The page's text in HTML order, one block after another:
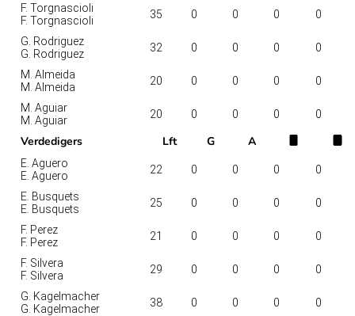
F. Torgnascioli
F. Torgnascioli
35 0 0 0 0
G. Rodriguez
G. Rodriguez
32 0 0 0 0
M. Almeida
M. Almeida
20 0 0 0 0
M. Aguiar
M. Aguiar
20 0 0 0 0
Verdedigers Lft G A
E. Aguero
E. Aguero
22 0 0 0 0
E. Busquets
E. Busquets
25 0 0 0 0
F. Perez
F. Perez
21 0 0 0 0
F. Silvera
F. Silvera
29 0 0 0 0
G. Kagelmacher
G. Kagelmacher
38 0 0 0 0